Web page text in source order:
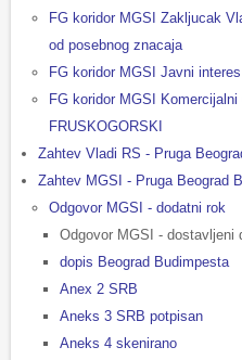
FG koridor MGSI Zakljucak
od posebnog znacaja
FG koridor MGSI Javni interes
FG koridor MGSI
FRUSKOGORSKI
Zahtev Vladi RS - Pruga
Zahtev MGSI - Pruga Beograd
Odgovor MGSI - dodatni rok
Odgovor MGSI - dostavljeni
dopis Beograd Budimpesta
Anex 2 SRB
Aneks 3 SRB potpisan
Aneks 4 skenirano